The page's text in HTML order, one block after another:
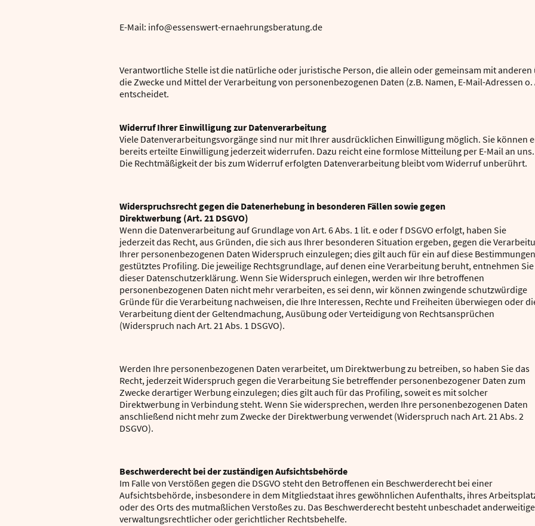
E-Mail: info@essenswert-ernaehrungsberatung.de
Verantwortliche Stelle ist die natürliche oder juristische Person, die allein oder gemeinsam mit anderen
die Zwecke und Mittel der Verarbeitung von personenbezogenen Daten (z.B. Namen, E-Mail-Adressen o.
entscheidet.
Widerruf Ihrer Einwilligung zur Datenverarbeitung
Viele Datenverarbeitungsvorgänge sind nur mit Ihrer ausdrücklichen Einwilligung möglich. Sie können
bereits erteilte Einwilligung jederzeit widerrufen. Dazu reicht eine formlose Mitteilung per E-Mail an uns.
Die Rechtmäßigkeit der bis zum Widerruf erfolgten Datenverarbeitung bleibt vom Widerruf unberührt.
Widerspruchsrecht gegen die Datenerhebung in besonderen Fällen sowie gegen
Direktwerbung (Art. 21 DSGVO)
Wenn die Datenverarbeitung auf Grundlage von Art. 6 Abs. 1 lit. e oder f DSGVO erfolgt, haben Sie
jederzeit das Recht, aus Gründen, die sich aus Ihrer besonderen Situation ergeben, gegen die
Ihrer personenbezogenen Daten Widerspruch einzulegen; dies gilt auch für ein auf diese Bestimmungen
gestütztes Profiling. Die jeweilige Rechtsgrundlage, auf denen eine Verarbeitung beruht, entnehmen Sie
dieser Datenschutzerklärung. Wenn Sie Widerspruch einlegen, werden wir Ihre betroffenen
personenbezogenen Daten nicht mehr verarbeiten, es sei denn, wir können zwingende schutzwürdige
Gründe für die Verarbeitung nachweisen, die Ihre Interessen, Rechte und Freiheiten überwiegen oder
Verarbeitung dient der Geltendmachung, Ausübung oder Verteidigung von Rechtsansprüchen
(Widerspruch nach Art. 21 Abs. 1 DSGVO).
Werden Ihre personenbezogenen Daten verarbeitet, um Direktwerbung zu betreiben, so haben Sie das
Recht, jederzeit Widerspruch gegen die Verarbeitung Sie betreffender personenbezogener Daten zum
Zwecke derartiger Werbung einzulegen; dies gilt auch für das Profiling, soweit es mit solcher
Direktwerbung in Verbindung steht. Wenn Sie widersprechen, werden Ihre personenbezogenen Daten
anschließend nicht mehr zum Zwecke der Direktwerbung verwendet (Widerspruch nach Art. 21 Abs. 2
DSGVO).
Beschwerderecht bei der zuständigen Aufsichtsbehörde
Im Falle von Verstößen gegen die DSGVO steht den Betroffenen ein Beschwerderecht bei einer
Aufsichtsbehörde, insbesondere in dem Mitgliedstaat ihres gewöhnlichen Aufenthalts, ihres
oder des Orts des mutmaßlichen Verstoßes zu. Das Beschwerderecht besteht unbeschadet
verwaltungsrechtlicher oder gerichtlicher Rechtsbehelfe.